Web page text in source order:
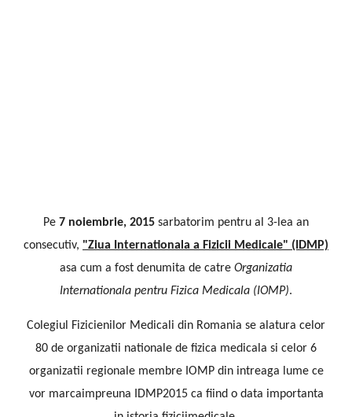
Pe 7 noiembrie, 2015 sarbatorim pentru al 3-lea an
consecutiv, "Ziua Internationala a Fizicii Medicale" (IDMP)
asa cum a fost denumita de catre Organizatia
Internationala pentru Fizica Medicala (IOMP).
Colegiul Fizicienilor Medicali din Romania se alatura celor
80 de organizatii nationale de fizica medicala si celor 6
organizatii regionale membre IOMP din intreaga lume ce
vor marcaimpreuna IDMP2015 ca fiind o data importanta